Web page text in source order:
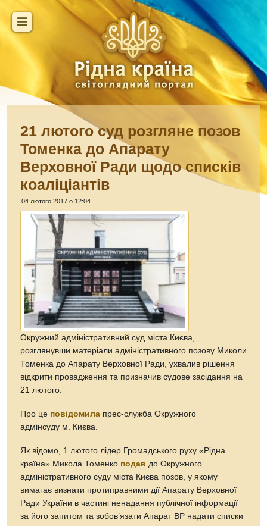
21 лютого суд розгляне позов
Томенка до Апарату
Верховної Ради щодо списків
коаліціантів
04 лютого 2017 о 12:04
Окружний адміністративний суд міста Києва,
розглянувши матеріали адміністративного позову Миколи
Томенка до Апарату Верховної Ради, ухвалив рішення
відкрити провадження та призначив судове засідання на
21 лютого.
Про це повідомила прес-служба Окружного
адмінсуду м. Києва.
Як відомо, 1 лютого лідер Громадського руху «Рідна
країна» Микола Томенко подав до Окружного
адміністративного суду міста Києва позов, у якому
вимагає визнати протиправними дії Апарату Верховної
Ради України в частині ненадання публічної інформації
за його запитом та зобов’язати Апарат ВР надати списки